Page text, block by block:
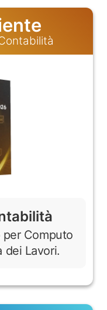
Computo
dei Lavori.